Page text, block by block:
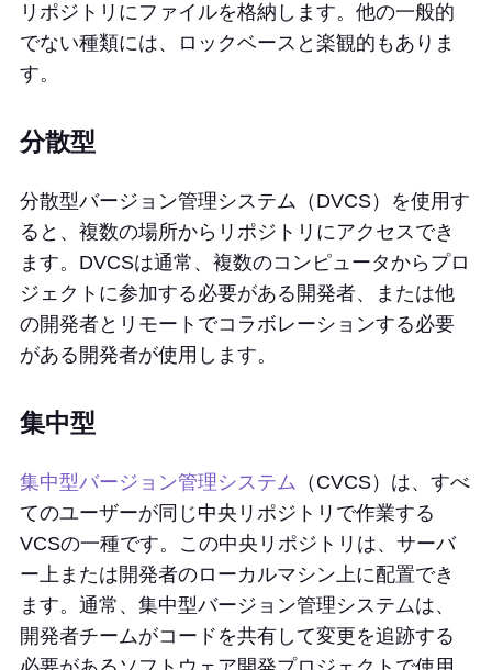
リポジトリにファイルを格納します。他の一般的
でない種類には、ロックベースと楽観的もありま
す。
分散型
分散型バージョン管理システム（DVCS）を使用す
ると、複数の場所からリポジトリにアクセスでき
ます。DVCSは通常、複数のコンピュータからプロ
ジェクトに参加する必要がある開発者、または他
の開発者とリモートでコラボレーションする必要
がある開発者が使用します。
集中型
集中型バージョン管理システム （CVCS）は、すべ
てのユーザーが同じ中央リポジトリで作業する
VCSの一種です。この中央リポジトリは、サーバ
ー上または開発者のローカルマシン上に配置でき
ます。通常、集中型バージョン管理システムは、
開発者チームがコードを共有して変更を追跡する